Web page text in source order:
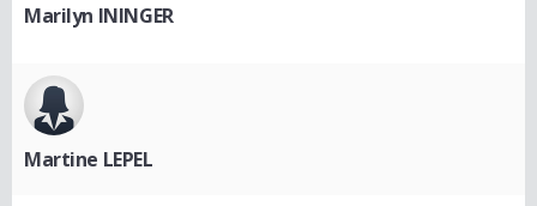
Marilyn ININGER
Martine LEPEL